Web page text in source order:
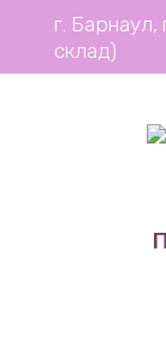
Перейти
содержанию
г.
склад)